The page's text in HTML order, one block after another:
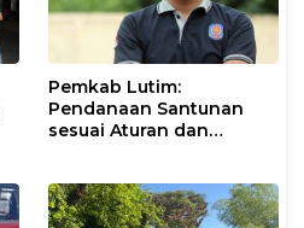
Pemkab Lutim:
Pendanaan Santunan
sesuai Aturan dan